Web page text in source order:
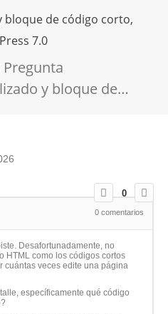
bloque de código corto,
7.0
Pregunta
y bloque de…
0
0 comentarios
Desafortunadamente, no
HTML como los códigos cortos
cuántas veces edite una página
específicamente qué código